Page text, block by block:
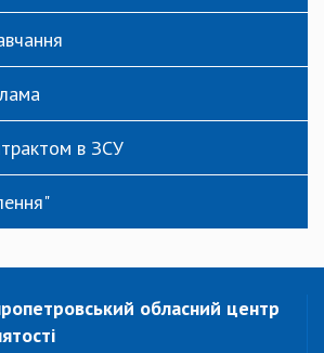
в ЗСУ
обласний центр